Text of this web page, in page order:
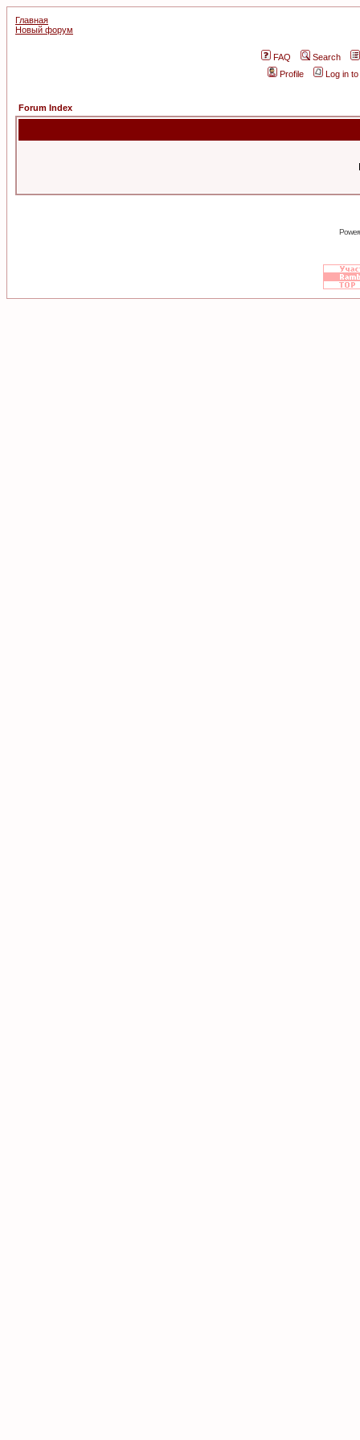
Главная
Новый форум
FAQ
Search
Profile
Log in
Forum Index